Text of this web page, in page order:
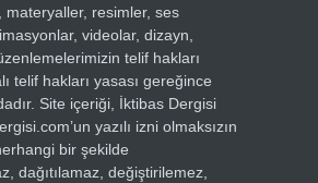
materyaller, resimler, ses
videolar, dizayn,
telif hakları
telif hakları yasası gereğince
Site içeriği, İktibas Dergisi
yazılı izni olmaksızın
bir şekilde
dağıtılamaz, değiştirilemez,